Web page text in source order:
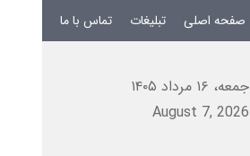
صفحه اصلی تبلیغات تماس با ما
جمعه، ۱۶ مرداد ۱۴۰۵
August 7, 2026